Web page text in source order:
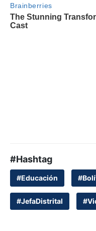
#Hashtag
#Educación
#JefaDistrital